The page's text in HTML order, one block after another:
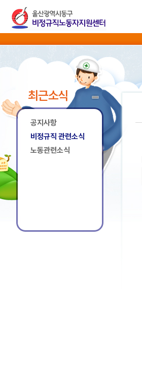
최근소식
공지사항
비정규직 관련소식
노동관련소식